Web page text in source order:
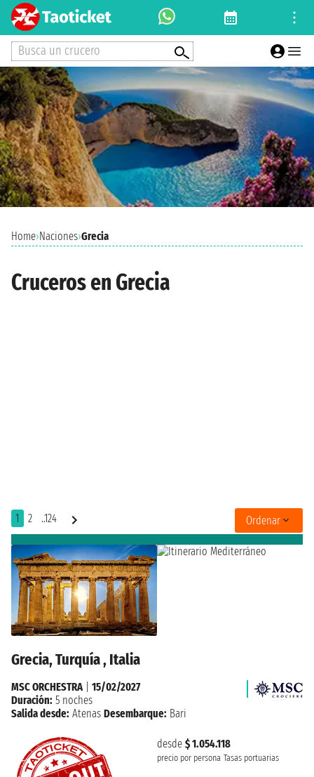
Busca un crucero
Home›Naciones›Grecia
Cruceros en Grecia
1 2 ..124 Ordenar
Grecia, Turquía , Italia
desde $ 1.054.118
precio por persona Tasas portuarias
MSC ORCHESTRA
15/02/2027
Duración: 5 noches
Salida desde: Atenas Desembarque: Bari